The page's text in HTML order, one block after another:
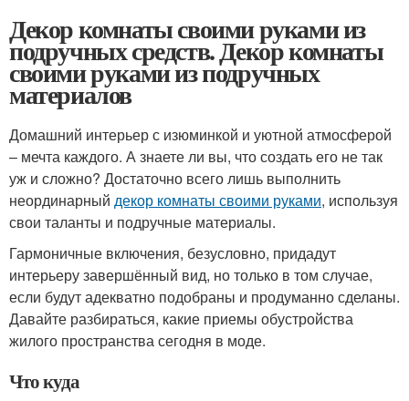
Декор комнаты своими руками из
подручных средств. Декор комнаты
своими руками из подручных
материалов
Домашний интерьер с изюминкой и уютной атмосферой
– мечта каждого. А знаете ли вы, что создать его не так
уж и сложно? Достаточно всего лишь выполнить
неординарный декор комнаты своими руками, используя
свои таланты и подручные материалы.
Гармоничные включения, безусловно, придадут
интерьеру завершённый вид, но только в том случае,
если будут адекватно подобраны и продуманно сделаны.
Давайте разбираться, какие приемы обустройства
жилого пространства сегодня в моде.
Что куда